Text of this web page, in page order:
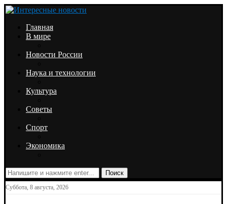
Главная
В мире
Новости России
Наука и технологии
Культура
Советы
Спорт
Экономика
Поиск
Суббота, 8 августа, 2026